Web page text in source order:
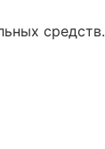
средств.